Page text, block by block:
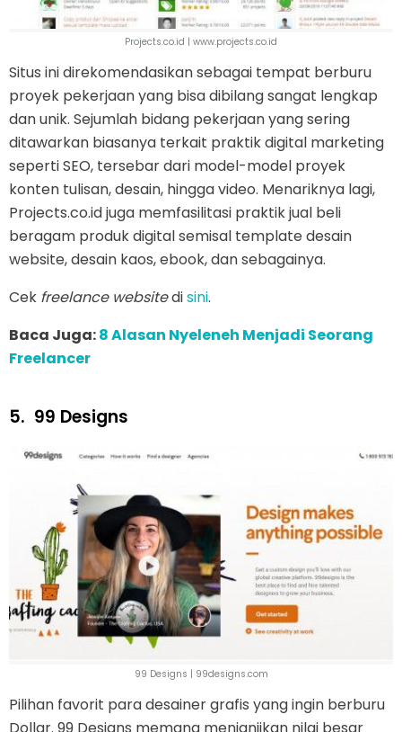
Projects.co.id | www.projects.co.id
Situs ini direkomendasikan sebagai tempat berburu
proyek pekerjaan yang bisa dibilang sangat lengkap
dan unik. Sejumlah bidang pekerjaan yang sering
ditawarkan biasanya terkait praktik digital marketing
seperti SEO, tersebar dari model-model proyek
konten tulisan, desain, hingga video. Menariknya lagi,
Projects.co.id juga memfasilitasi praktik jual beli
beragam produk digital semisal template desain
website, desain kaos, ebook, dan sebagainya.
Cek freelance websitedisini.
Baca Juga:8 Alasan Nyeleneh Menjadi Seorang
Freelancer
5. 99 Designs
99 Designs | 99designs.com
Pilihan favorit para desainer grafis yang ingin berburu
Dollar. 99 Designs memang menjanjikan nilai besar